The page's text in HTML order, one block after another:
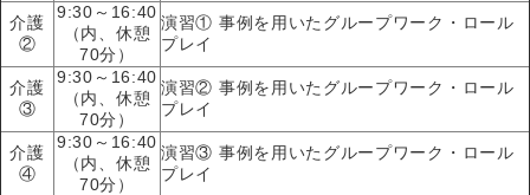
介護
②
9:30～16:40
（内、休憩
70分）
演習① 事例を用いたグループワーク・ロール
プレイ
介護
③
9:30～16:40
（内、休憩
70分）
演習② 事例を用いたグループワーク・ロール
プレイ
介護
④
9:30～16:40
（内、休憩
70分）
演習③ 事例を用いたグループワーク・ロール
プレイ